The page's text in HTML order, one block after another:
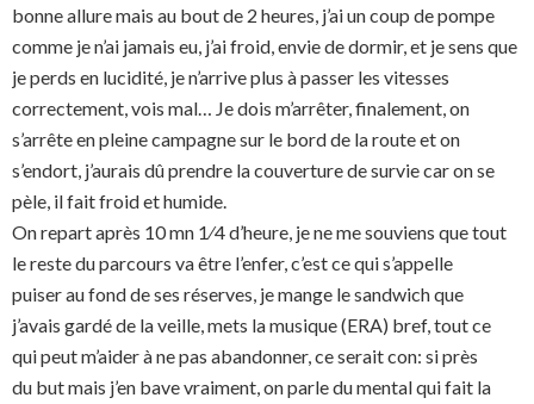
bonne allure mais au bout de 2 heures, j’ai un coup de pompe
comme je n’ai jamais eu, j’ai froid, envie de dormir, et je sens que
je perds en lucidité, je n’arrive plus à passer les vitesses
correctement, vois mal… Je dois m’arrêter, finalement, on
s’arrête en pleine campagne sur le bord de la route et on
s’endort, j’aurais dû prendre la couverture de survie car on se
pèle, il fait froid et humide.
On repart après 10 mn 1⁄4 d’heure, je ne me souviens que tout
le reste du parcours va être l’enfer, c’est ce qui s’appelle
puiser au fond de ses réserves, je mange le sandwich que
j’avais gardé de la veille, mets la musique (ERA) bref, tout ce
qui peut m’aider à ne pas abandonner, ce serait con: si près
du but mais j’en bave vraiment, on parle du mental qui fait la